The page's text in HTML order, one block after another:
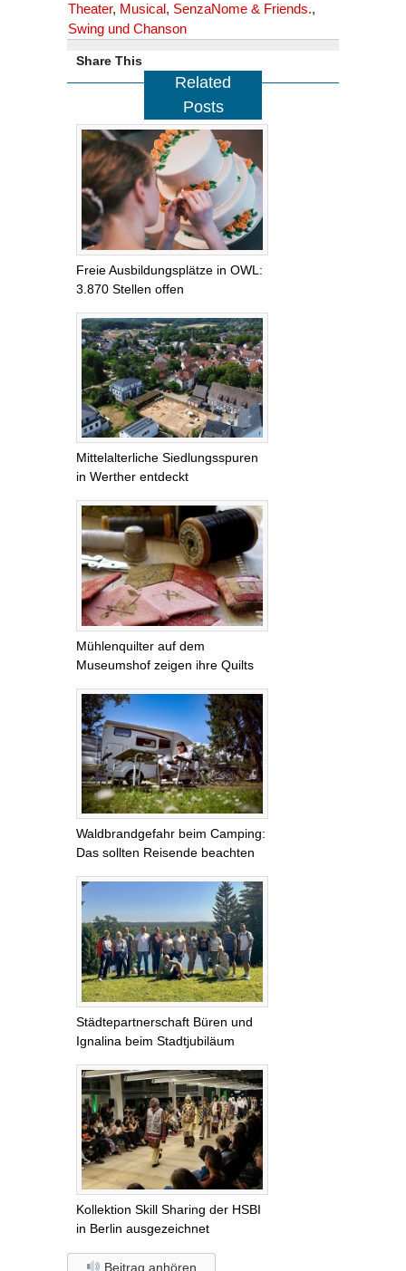
Theater, Musical, SenzaNome & Friends.,
Swing und Chanson
Share This
Related
Posts
Freie Ausbildungsplätze in OWL:
3.870 Stellen offen
Mittelalterliche Siedlungsspuren
in Werther entdeckt
Mühlenquilter auf dem
Museumshof zeigen ihre Quilts
Waldbrandgefahr beim Camping:
Das sollten Reisende beachten
Städtepartnerschaft Büren und
Ignalina beim Stadtjubiläum
Kollektion Skill Sharing der HSBI
in Berlin ausgezeichnet
Beitrag anhören